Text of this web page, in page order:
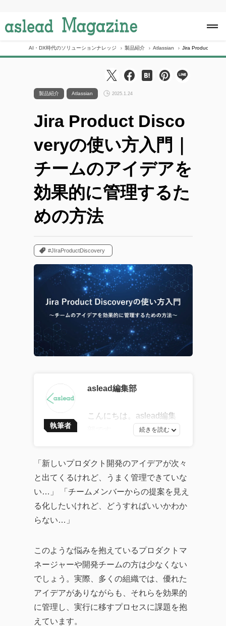
c
AI・DX時代のソリューションナレッジ 製品紹介 Atlassian Jira Product
製品紹介 Atlassian 2025.1.24
Jira Product Disco
veryの使い方入門｜
チームのアイデアを
効果的に管理するた
めの方法
#JIraProductDiscovery
執筆者
aslead編集部
こんにちは。aslead編集
トレンドから、AI・DXツ
ールの効果的な活用法、
企業のITガバナンスの強
化、業務効率化やDX化を
企業が直面する課題の解
決策として効率的なツー
ルの活用方法を探求し、
生産性の向上に繋がる実
践的な情報をお届けする
「新しいプロダクト開発のアイデアが次々
と出てくるけれど、うまく管理できていな
い…」 「チームメンバーからの提案を見え
る化したいけれど、どうすればいいかわか
らない…」
このような悩みを抱えているプロダクトマ
ネージャーや開発チームの方は少なくない
でしょう。実際、多くの組織では、優れた
アイデアがありながらも、それらを効果的
に管理し、実行に移すプロセスに課題を抱
えています。